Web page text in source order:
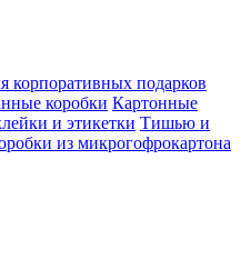
корпоративных подарков
коробки Картонные
и этикетки Тишью и
из микрогофрокартона